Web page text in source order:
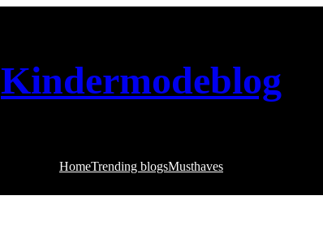
Kindermodeblog
HomeTrending blogsMusthaves